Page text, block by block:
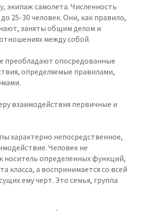
экипаж самолета. Численность
25-30 человек. Они, как правило,
заняты общим делом и
между собой.
преобладают опосредованные
определяемые правилами,
взаимодействия первичные и
характерно непосредственное,
Человек не
носитель определенных функций,
класса, а воспринимается со всей
ему черт. Это семья, группа